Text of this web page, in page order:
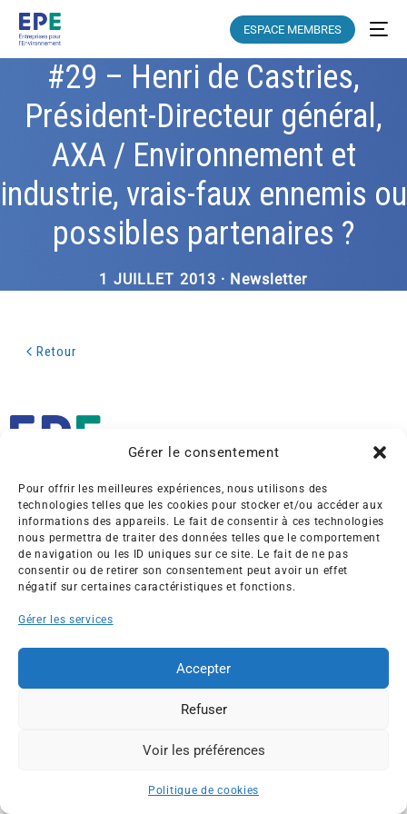
Gérer le consentement
Pour offrir les meilleures expériences, nous utilisons des
technologies telles que les cookies pour stocker et/ou accéder aux
informations des appareils. Le fait de consentir à ces technologies
nous permettra de traiter des données telles que le comportement
de navigation ou les ID uniques sur ce site. Le fait de ne pas
consentir ou de retirer son consentement peut avoir un effet
négatif sur certaines caractéristiques et fonctions.
Gérer les services
Accepter
Refuser
Voir les préférences
Politique de cookies
ESPACE MEMBRES
#29 – Henri de Castries,
Président-Directeur général,
AXA / Environnement et
industrie, vrais-faux ennemis ou
possibles partenaires ?
1 JUILLET 2013 · Newsletter
Retour
Créée en 1992, l’association française des Entreprises pour
l’Environnement (EPE) rassemble une soixantaine de grandes
entreprises françaises et internationales de tous les secteurs
de l’économie, afin de collaborer à leur transformation face
aux enjeux d’une transition écologique intégrée.
L’association EPE
Contacts
©2026 EPE
RGPDPlan du site
ESPACE MEMBRES